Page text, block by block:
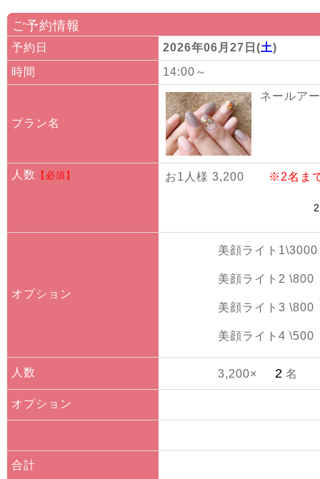
ご予約情報
予約日 2026年06月27日(土)
時間
14:00～
プラン名
ネールア
人数 【必須】 お1人様 3,200 ※2名ま
オプション
美顔ライト1\3000
美顔ライト2 \800
美顔ライト3 \800
美顔ライト4 \500
人数 3,200× 名
オプション
合計